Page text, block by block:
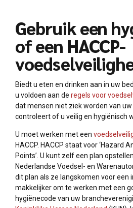
Gebruik een
of een HACCP-
Biedt u eten en drinken aan in uw
u voldoen aan de regels voor
dat mensen niet ziek worden van uw
controleert of u veilig en hygiënisch
U moet werken met een
HACCP. HACCP staat voor ‘Hazard
Points’. U kunt zelf een plan
Nederlandse Voedsel- en
dit plan als ze langskomen voor een
makkelijker om te werken met een
hygiënecode van uw